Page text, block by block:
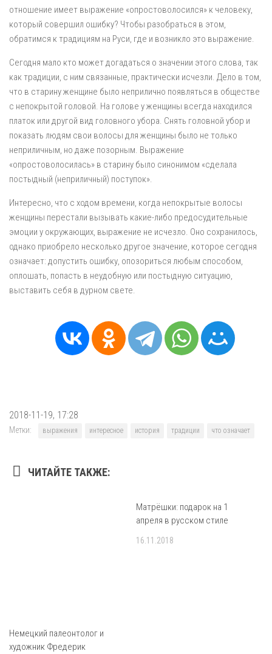
отношение имеет выражение «опростоволосился» к человеку,
который совершил ошибку? Чтобы разобраться в этом,
обратимся к традициям на Руси, где и возникло это выражение.
Сегодня мало кто может догадаться о значении этого слова, так
как традиции, с ним связанные, практически исчезли. Дело в том,
что в старину женщине было неприлично появляться в обществе
с непокрытой головой. На голове у женщины всегда находился
платок или другой вид головного убора. Снять головной убор и
показать людям свои волосы для женщины было не только
неприличным, но даже позорным. Выражение
«опростоволосилась» в старину было синонимом «сделала
постыдный (неприличный) поступок».
Интересно, что с ходом времени, когда непокрытые волосы
женщины перестали вызывать какие-либо предосудительные
эмоции у окружающих, выражение не исчезло. Оно сохранилось,
однако приобрело несколько другое значение, которое сегодня
означает: допустить ошибку, опозориться любым способом,
оплошать, попасть в неудобную или постыдную ситуацию,
выставить себя в дурном свете.
2018-11-19, 17:28
Метки: выражения интересное история традиции что означает
ЧИТАЙТЕ ТАКЖЕ:
Немецкий палеонтолог и
художник Фредерик
Матрёшки: подарок на 1
апреля в русском стиле
16.11.2018